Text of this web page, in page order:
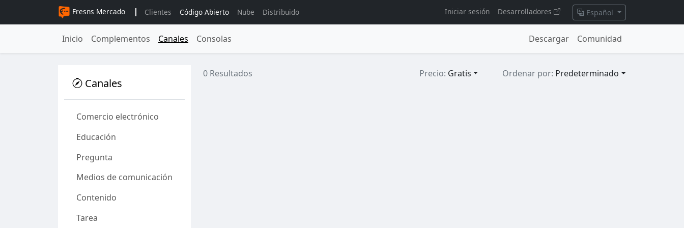
Fresns Mercado Clientes Código Abierto Nube Distribuido Iniciar sesión Desarrolladores Español
Inicio Complementos Canales Consolas Descargar Comunidad
Canales
Comercio electrónico
Educación
Pregunta
Medios de comunicación
Contenido
Tarea
0 Resultados Precio: Gratis Ordenar por: Predeterminado